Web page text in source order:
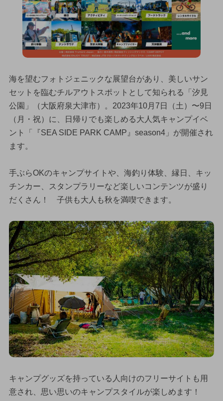
海を望むフォトジェニックな展望台があり、美しいサン
セットを臨むチルアウトスポットとして知られる「汐見
公園」（大阪府泉大津市）。2023年10月7日（土）〜9日
（月・祝）に、日帰りでも楽しめる大人気キャンプイベ
ント「『SEA SIDE PARK CAMP』season4」が開催され
ます。
手ぶらOKのキャンプサイトや、海釣り体験、縁日、キッ
チンカー、スタンプラリーなど楽しいコンテンツが盛り
だくさん！ 子供も大人も秋を満喫できます。
キャンプグッズを持っている人向けのフリーサイトも用
意され、思い思いのキャンプスタイルが楽しめます！